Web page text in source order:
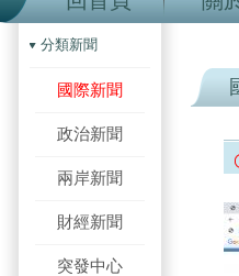
分類新聞
國際新聞
政治新聞
兩岸新聞
財經新聞
突發中心